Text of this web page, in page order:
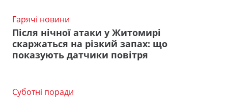
Гарячі новини
Після нічної атаки у Житомирі
скаржаться на різкий запах: що
показують датчики повітря
Суботні поради